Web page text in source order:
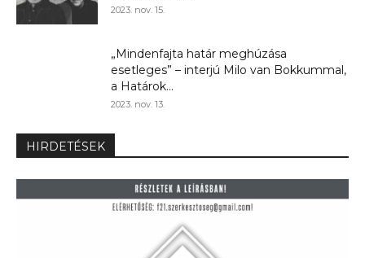
2023. nov. 15.
„Mindenfajta határ meghúzása
esetleges” – interjú Milo van Bokkummal,
a Határok...
2023. nov. 13.
HIRDETÉSEK